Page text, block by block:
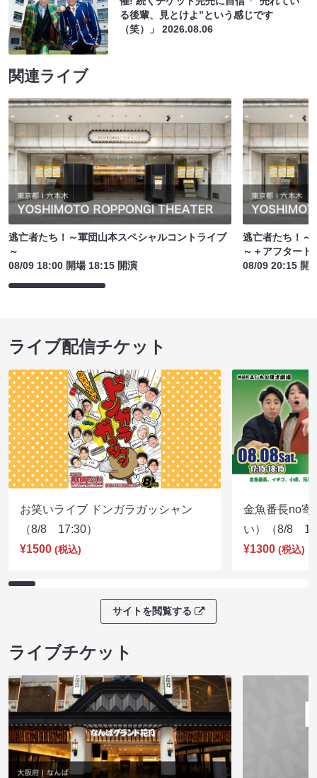
る後輩、見とけよ”という感じです
（笑）」2026.08.06
関連ライブ
逃亡者たち！～軍団山本スペシャルコントライブ
～
08/09 18:00 開場 18:15 開演
逃亡者たち！～
～＋アフタート
08/09 20:15 開
ライブ配信チケット
お笑いライブ ドンガラガッシャン
（8/8 17:30）
¥1500 (税込)
金魚番長no寄
い）（8/8
¥1300 (税込)
サイトを閲覧する
ライブチケット